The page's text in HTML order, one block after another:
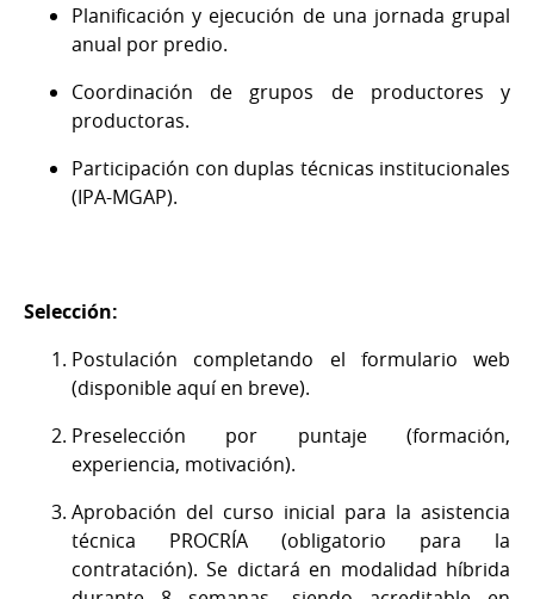
Planificación y ejecución de una jornada grupal
anual por predio.
Coordinación de grupos de productores y
productoras.
Participación con duplas técnicas institucionales
(IPA-MGAP).
Selección:
Postulación completando el formulario web
(disponible aquí en breve).
Preselección por puntaje (formación,
experiencia, motivación).
Aprobación del curso inicial para la asistencia
técnica PROCRÍA (obligatorio para la
contratación). Se dictará en modalidad híbrida